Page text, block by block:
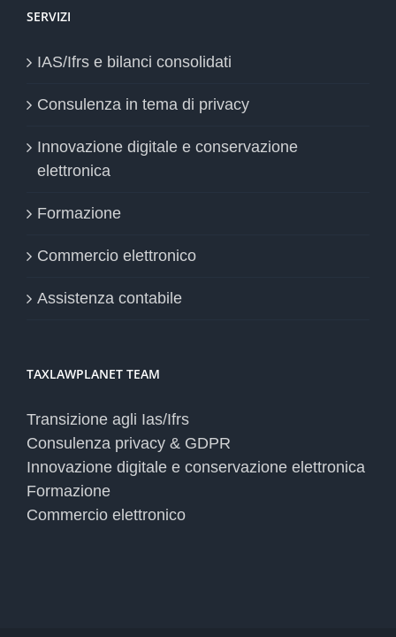
SERVIZI
IAS/Ifrs e bilanci consolidati
Consulenza in tema di privacy
Innovazione digitale e conservazione
elettronica
Formazione
Commercio elettronico
Assistenza contabile
TAXLAWPLANET TEAM
Transizione agli Ias/Ifrs
Consulenza privacy & GDPR
Innovazione digitale e conservazione elettronica
Formazione
Commercio elettronico